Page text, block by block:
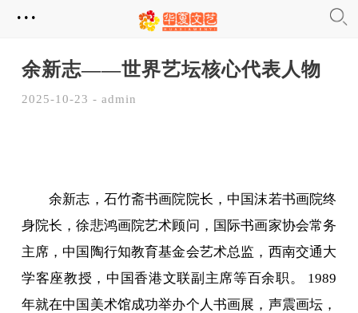
...
余新志——世界艺坛核心代表人物
2025-10-23 - admin
余新志，石竹斋书画院院长，中国沫若书画院终
身院长，徐悲鸿画院艺术顾问，国际书画家协会常务
主席，中国陶行知教育基金会艺术总监，西南交通大
学客座教授，中国香港文联副主席等百余职。 1989
年就在中国美术馆成功举办个人书画展，声震画坛，